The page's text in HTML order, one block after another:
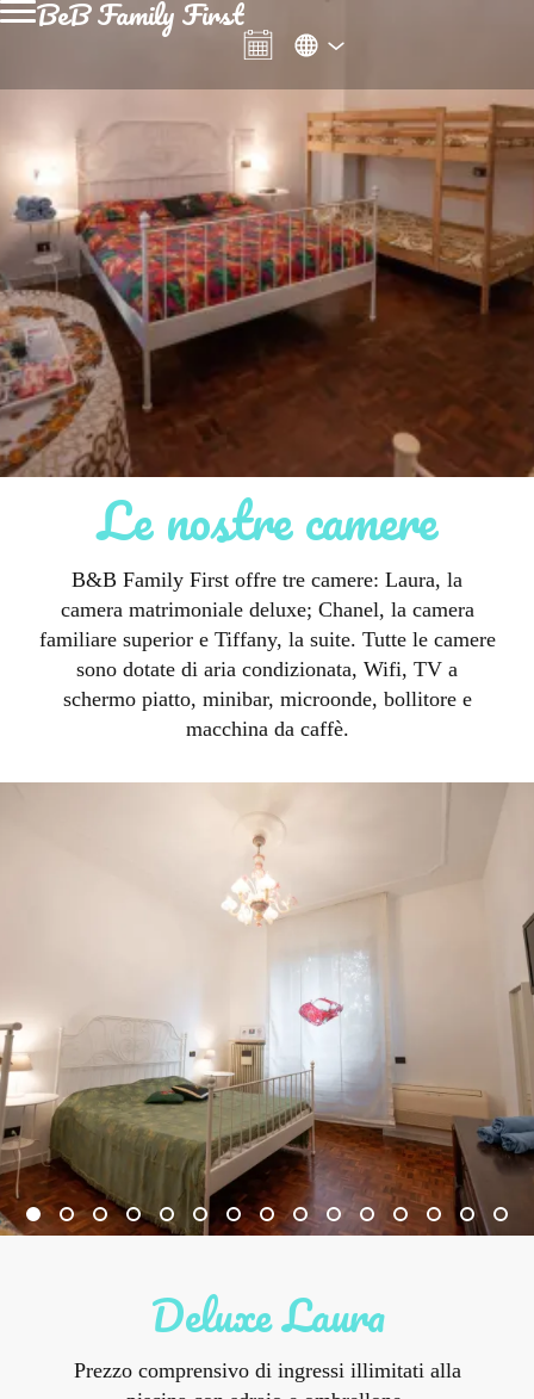
BeB Family First
Le nostre camere
B&B Family First offre tre camere: Laura, la
camera matrimoniale deluxe; Chanel, la camera
familiare superior e Tiffany, la suite. Tutte le camere
sono dotate di aria condizionata, Wifi, TV a
schermo piatto, minibar, microonde, bollitore e
macchina da caffè.
Deluxe Laura
Prezzo comprensivo di ingressi illimitati alla